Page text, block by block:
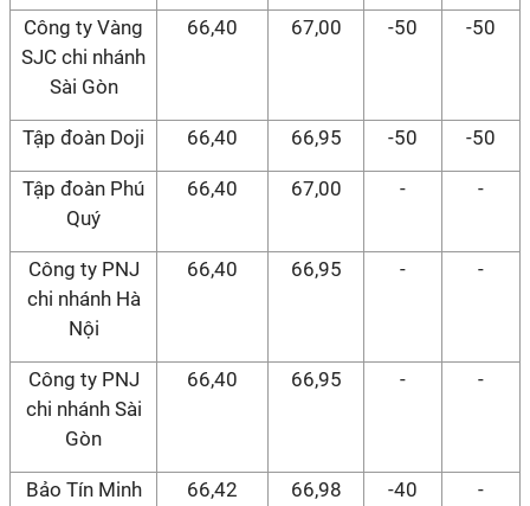
Công ty Vàng
SJC chi nhánh
Sài Gòn
66,40 67,00 -50 -50
Tập đoàn Doji 66,40 66,95 -50 -50
Tập đoàn Phú
Quý
66,40 67,00 - -
Công ty PNJ
chi nhánh Hà
Nội
66,40 66,95 - -
Công ty PNJ
chi nhánh Sài
Gòn
66,40 66,95 - -
Bảo Tín Minh
66,42 66,98 -40 -